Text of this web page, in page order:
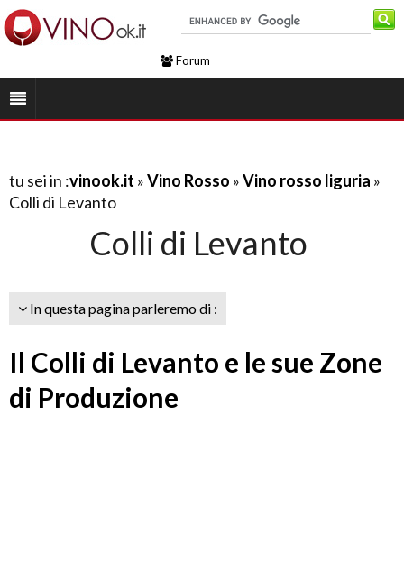
Forum
tu sei in :vinook.it »Vino Rosso »Vino rosso liguria »
Colli di Levanto
Colli di Levanto
In questa pagina parleremo di :
Il Colli di Levanto e le sue Zone
di Produzione